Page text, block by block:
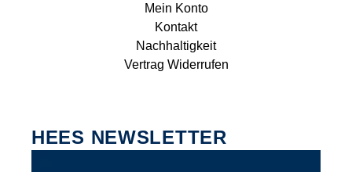
Mein Konto
Kontakt
Nachhaltigkeit
Vertrag Widerrufen
HEES NEWSLETTER